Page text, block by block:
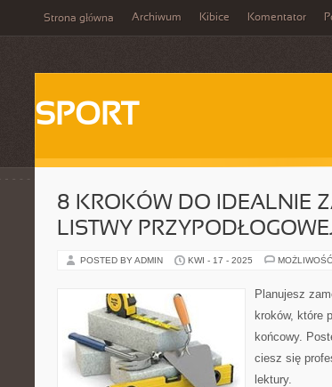
Strona główna Archiwum Kibice Komentator
SPORT
8 KROKÓW DO IDEALNIE
LISTWY
POSTED BY ADMIN KWI - 17 - 2025
Planujesz
kroków, które
końcowy.
ciesz się
lektury.